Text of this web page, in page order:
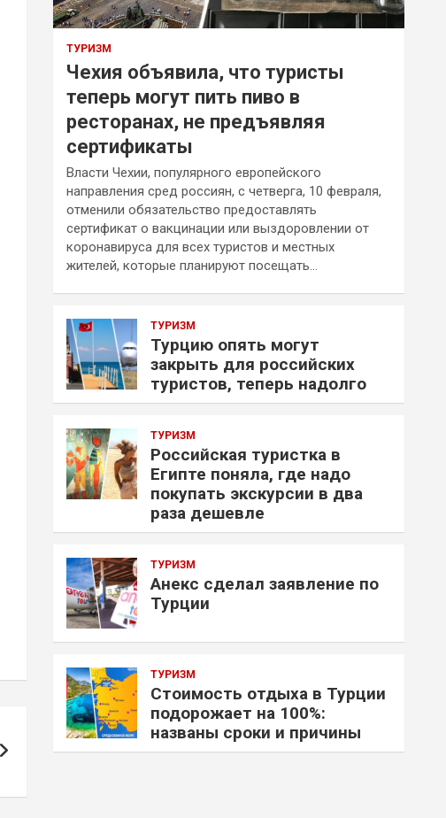
ТУРИЗМ
Чехия объявила, что туристы
теперь могут пить пиво в
ресторанах, не предъявляя
сертификаты
Власти Чехии, популярного европейского
направления сред россиян, с четверга, 10 февраля,
отменили обязательство предоставлять
сертификат о вакцинации или выздоровлении от
коронавируса для всех туристов и местных
жителей, которые планируют посещать…
ТУРИЗМ
Турцию опять могут
закрыть для российских
туристов, теперь надолго
ТУРИЗМ
Российская туристка в
Египте поняла, где надо
покупать экскурсии в два
раза дешевле
ТУРИЗМ
Анекс сделал заявление по
Турции
ТУРИЗМ
Стоимость отдыха в Турции
подорожает на 100%:
названы сроки и причины